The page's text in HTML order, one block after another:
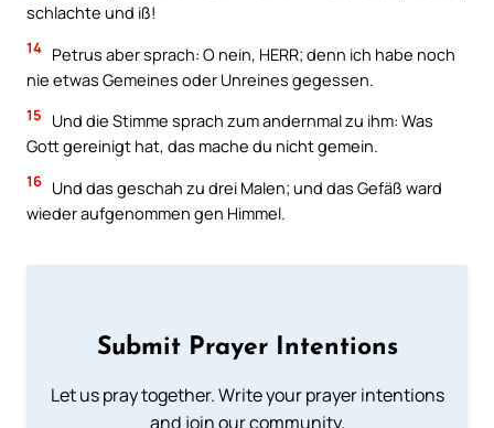
schlachte und iß!
14 Petrus aber sprach: O nein, HERR; denn ich habe noch
nie etwas Gemeines oder Unreines gegessen.
15
Und die Stimme sprach zum andernmal zu ihm: Was
Gott gereinigt hat, das mache du nicht gemein.
16 Und das geschah zu drei Malen; und das Gefäß ward
wieder aufgenommen gen Himmel.
Submit Prayer Intentions
Let us pray together. Write your prayer intentions
and join our community.